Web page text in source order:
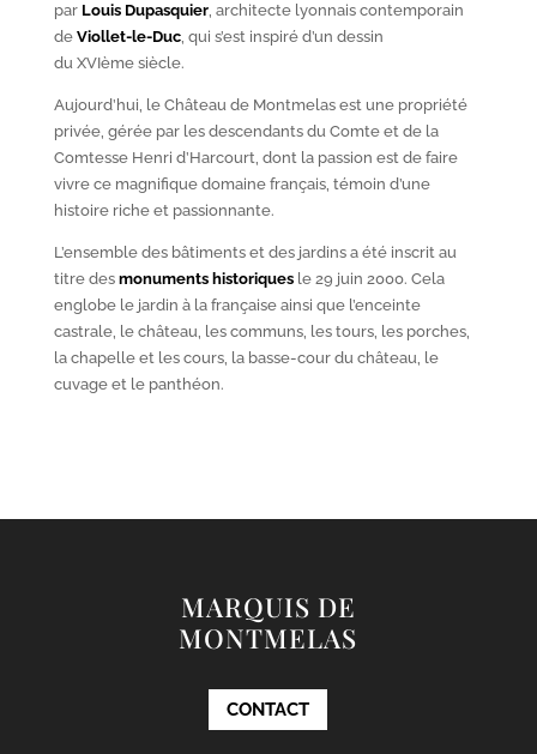
par Louis Dupasquier, architecte lyonnais contemporain
de Viollet-le-Duc, qui s’est inspiré d’un dessin
du XVIèmesiècle.
Aujourd’hui, le Château de Montmelas est une propriété
privée, gérée par les descendants du Comte et de la
Comtesse Henri d’Harcourt, dont la passion est de faire
vivre ce magnifique domaine français, témoin d’une
histoire riche et passionnante.
L’ensemble des bâtiments et des jardins a été inscrit au
titre des monuments historiquesle 29 juin 2000. Cela
englobe le jardin à la française ainsi que l’enceinte
castrale, le château, les communs, les tours, les porches,
la chapelle et les cours, la basse-cour du château, le
cuvage et le panthéon.
MARQUIS DE
MONTMELAS
CONTACT